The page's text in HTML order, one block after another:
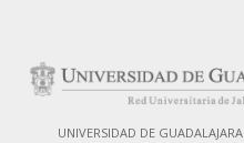
UNIVERSIDAD DE GUADALAJARA